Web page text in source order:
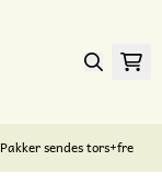
sendes tors+fre